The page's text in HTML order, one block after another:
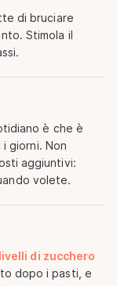
di bruciare
Stimola il
è che è
giorni. Non
aggiuntivi:
volete.
di zucchero
dopo i pasti, e